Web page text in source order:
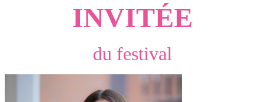
INVITÉE
du festival